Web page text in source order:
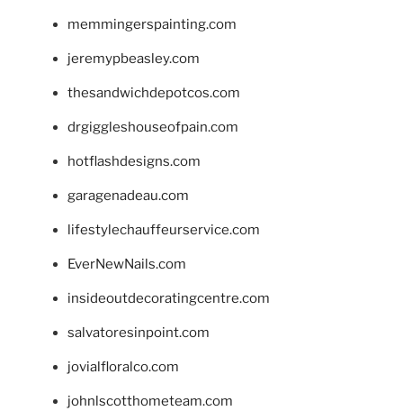
memmingerspainting.com
jeremypbeasley.com
thesandwichdepotcos.com
drgiggleshouseofpain.com
hotflashdesigns.com
garagenadeau.com
lifestylechauffeurservice.com
EverNewNails.com
insideoutdecoratingcentre.com
salvatoresinpoint.com
jovialfloralco.com
johnlscotthometeam.com